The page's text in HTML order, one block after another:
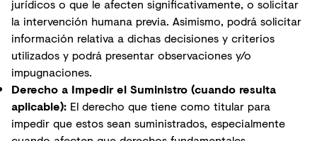
jurídicos o que le afecten significativamente, o solicitar
la intervención humana previa. Asimismo, podrá solicitar
información relativa a dichas decisiones y criterios
utilizados y podrá presentar observaciones y/o
impugnaciones.
Derecho a Impedir el Suministro (cuando resulta
aplicable): El derecho que tiene como titular para
impedir que estos sean suministrados, especialmente